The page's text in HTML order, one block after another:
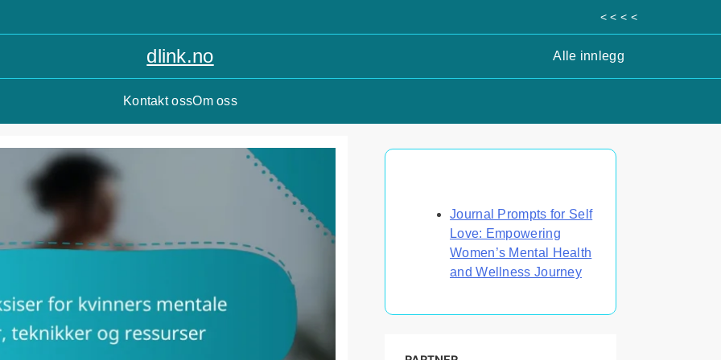
< < < <
dlink.no Alle innlegg
Kontakt ossOm oss
Journal Prompts for Self
Love: Empowering
Women’s Mental Health
and Wellness Journey